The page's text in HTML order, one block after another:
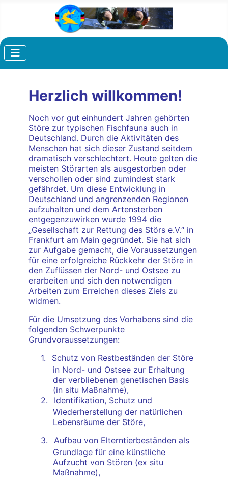
Herzlich willkommen!
Noch vor gut einhundert Jahren gehörten
Störe zur typischen Fischfauna auch in
Deutschland. Durch die Aktivitäten des
Menschen hat sich dieser Zustand seitdem
dramatisch verschlechtert. Heute gelten die
meisten Störarten als ausgestorben oder
verschollen oder sind zumindest stark
gefährdet. Um diese Entwicklung in
Deutschland und angrenzenden Regionen
aufzuhalten und dem Artensterben
entgegenzuwirken wurde 1994 die
„Gesellschaft zur Rettung des Störs e.V.“ in
Frankfurt am Main gegründet. Sie hat sich
zur Aufgabe gemacht, die Voraussetzungen
für eine erfolgreiche Rückkehr der Störe in
den Zuflüssen der Nord- und Ostsee zu
erarbeiten und sich den notwendigen
Arbeiten zum Erreichen dieses Ziels zu
widmen.
Für die Umsetzung des Vorhabens sind die
folgenden Schwerpunkte
Grundvoraussetzungen:
1.
Schutz von Restbeständen der Störe
in Nord- und Ostsee zur Erhaltung
der verbliebenen genetischen Basis
(in situ Maßnahme),
2.
Identifikation, Schutz und
Wiederherstellung der natürlichen
Lebensräume der Störe,
3.
Aufbau von Elterntierbeständen als
Grundlage für eine künstliche
Aufzucht von Stören (ex situ
Maßnahme),